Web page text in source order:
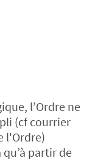
l’Ordre ne
(cf courrier
l'Ordre)
qu’à partir de